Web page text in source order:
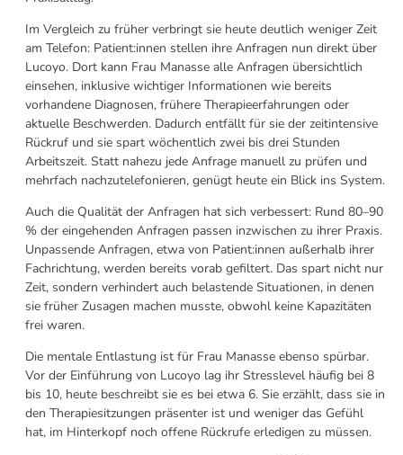
Im Vergleich zu früher verbringt sie heute deutlich weniger Zeit
am Telefon: Patient:innen stellen ihre Anfragen nun direkt über
Lucoyo. Dort kann Frau Manasse alle Anfragen übersichtlich
einsehen, inklusive wichtiger Informationen wie bereits
vorhandene Diagnosen, frühere Therapieerfahrungen oder
aktuelle Beschwerden. Dadurch entfällt für sie der zeitintensive
Rückruf und sie spart wöchentlich zwei bis drei Stunden
Arbeitszeit. Statt nahezu jede Anfrage manuell zu prüfen und
mehrfach nachzutelefonieren, genügt heute ein Blick ins System.
Auch die Qualität der Anfragen hat sich verbessert: Rund 80–90
% der eingehenden Anfragen passen inzwischen zu ihrer Praxis.
Unpassende Anfragen, etwa von Patient:innen außerhalb ihrer
Fachrichtung, werden bereits vorab gefiltert. Das spart nicht nur
Zeit, sondern verhindert auch belastende Situationen, in denen
sie früher Zusagen machen musste, obwohl keine Kapazitäten
frei waren.
Die mentale Entlastung ist für Frau Manasse ebenso spürbar.
Vor der Einführung von Lucoyo lag ihr Stresslevel häufig bei 8
bis 10, heute beschreibt sie es bei etwa 6. Sie erzählt, dass sie in
den Therapiesitzungen präsenter ist und weniger das Gefühl
hat, im Hinterkopf noch offene Rückrufe erledigen zu müssen.